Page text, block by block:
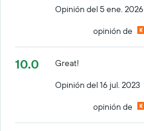
Opinión del 5 ene. 2026
opinión de
10.0
Great!
Opinión del 16 jul. 2023
opinión de